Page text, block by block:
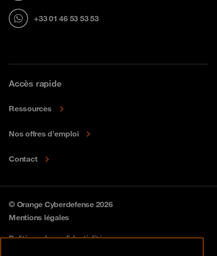
+33 01 46 53 53 53
Accès rapide
Ressources
Nos offres d’emploi
Contact
© Orange Cyberdefense 2026
Mentions légales
Politique de confidentialité